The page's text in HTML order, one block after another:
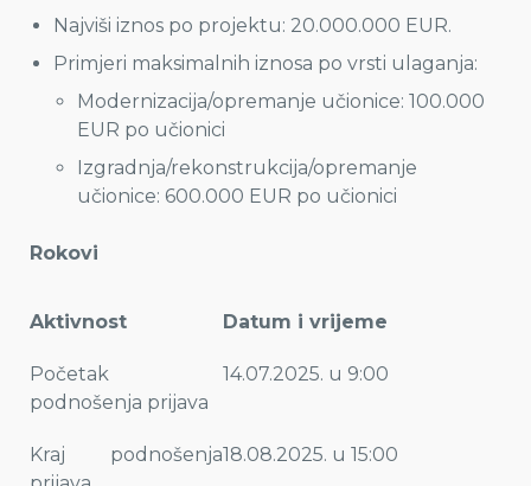
Najviši iznos po projektu: 20.000.000 EUR.
Primjeri maksimalnih iznosa po vrsti ulaganja:
Modernizacija/opremanje učionice: 100.000
EUR po učionici
Izgradnja/rekonstrukcija/opremanje
učionice: 600.000 EUR po učionici
Rokovi
Aktivnost Datum i vrijeme
Početak
podnošenja prijava
14.07.2025. u 9:00
Kraj podnošenja18.08.2025. u 15:00